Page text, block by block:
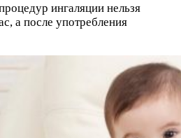
ингаляции нельзя
а после употребления